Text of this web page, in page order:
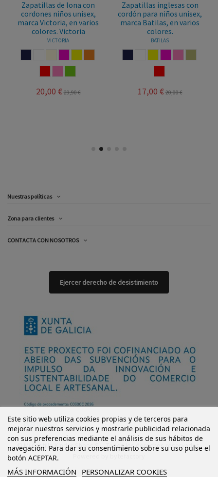
Zapatillas de lona con
cordones niños unisex,
marca Victoria, en varios
colores. Victoria
VICTORIA
20,00 € 29,90 €
Zapatillas inglesas con
cordón para niños unisex,
marca Batilas, en varios
colores.
BATILAS
17,00 € 20,00 €
Nuestras políticas
Zona para clientes
CONTACTA CON NOSOTROS
Este sitio web utiliza cookies propias y de terceros para
mejorar nuestros servicios y mostrarle publicidad relacionada
con sus preferencias mediante el análisis de sus hábitos de
navegación. Para dar su consentimiento sobre su uso pulse el
botón ACEPTAR.
MÁS INFORMACIÓN PERSONALIZAR COOKIES
Ejercer derecho de desistimiento
© Mi Castillo Kinder Shoes S.L. Todos los derechos reservados.